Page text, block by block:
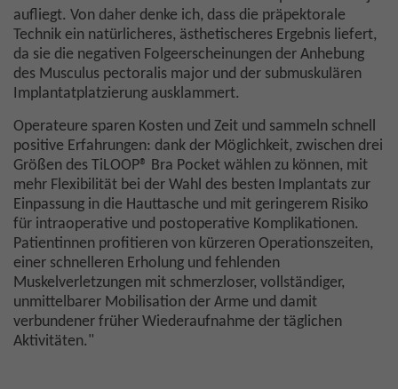
aufliegt. Von daher denke ich, dass die präpektorale
Technik ein natürlicheres, ästhetischeres Ergebnis liefert,
da sie die negativen Folgeerscheinungen der Anhebung
des Musculus pectoralis major und der submuskulären
Implantatplatzierung ausklammert.
Operateure sparen Kosten und Zeit und sammeln schnell
positive Erfahrungen: dank der Möglichkeit, zwischen drei
Größen des TiLOOP® Bra Pocket wählen zu können, mit
mehr Flexibilität bei der Wahl des besten Implantats zur
Einpassung in die Hauttasche und mit geringerem Risiko
für intraoperative und postoperative Komplikationen.
Patientinnen profitieren von kürzeren Operationszeiten,
einer schnelleren Erholung und fehlenden
Muskelverletzungen mit schmerzloser, vollständiger,
unmittelbarer Mobilisation der Arme und damit
verbundener früher Wiederaufnahme der täglichen
Aktivitäten."